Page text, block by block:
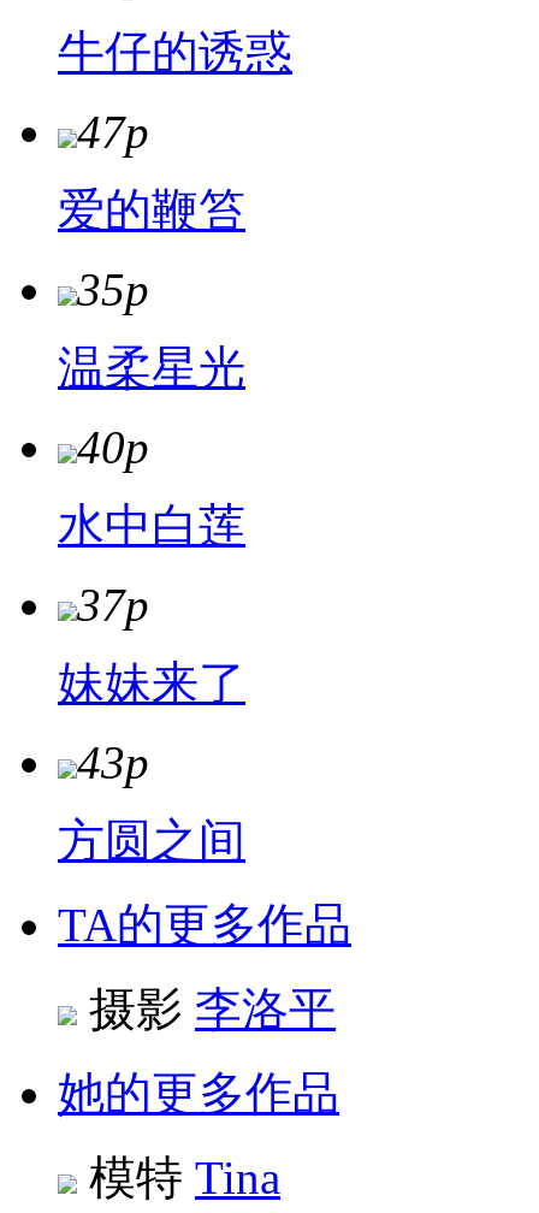
牛仔的诱惑
47p
爱的鞭笞
35p
温柔星光
40p
水中白莲
37p
妹妹来了
43p
方圆之间
TA的更多作品
摄影 李洛平
她的更多作品
模特 Tina